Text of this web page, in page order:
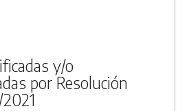
y/o
por Resolución